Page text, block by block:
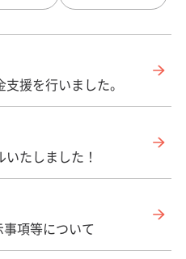
援を行いました。
たしました！
事項等について